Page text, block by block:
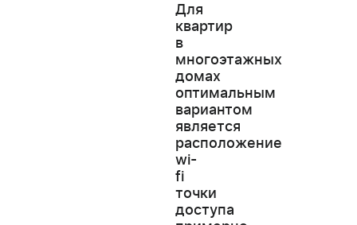
Для
квартир
в
многоэтажных
домах
оптимальным
вариантом
является
расположение
wi-
fi
точки
доступа